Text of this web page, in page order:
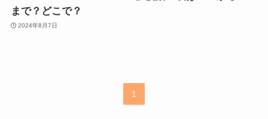
まで？どこで？
2024年8月7日
1